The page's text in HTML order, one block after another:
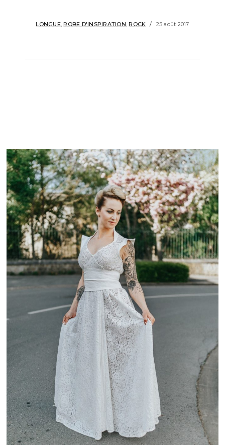
LONGUE,ROBE D'INSPIRATION,ROCK 25 août 2017